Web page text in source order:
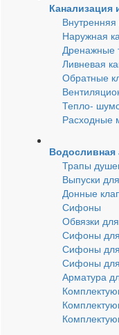
Канализация
Наружная
Дренажные
Ливневая
Обратные
Тепло-
Расходные
Водосливная
Трапы
Выпуски
Донные
Сифоны
Обвязки
Сифоны
Сифоны
Сифоны
Арматура